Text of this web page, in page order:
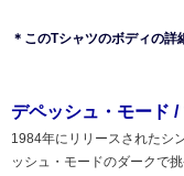
＊このTシャツのボディの詳
デペッシュ・モード
1984年にリリースされたシ
ッシュ・モードのダークで